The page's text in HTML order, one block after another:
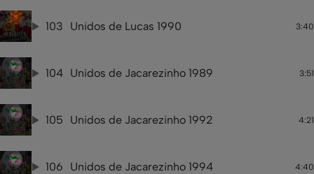
103 Unidos de Lucas 1990 3:40
104 Unidos de Jacarezinho 1989 3:51
105 Unidos de Jacarezinho 1992 4:21
106 Unidos de Jacarezinho 1994 4:40